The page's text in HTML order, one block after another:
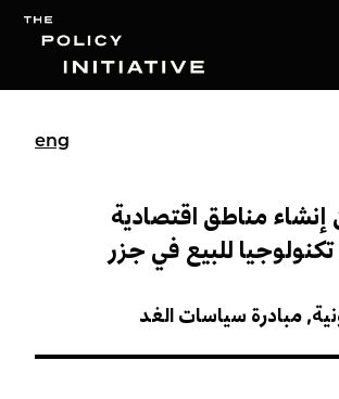
eng
إنشاء مناطق اقتصادية
للبيع في جزر
مبادرة سياسات الغد
Search